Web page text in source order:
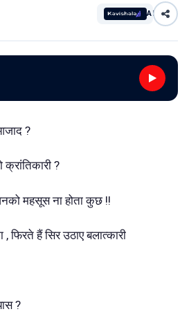
AI
?
?
महसूस ना होता कुछ !!
, फिरते हैं सिर उठाए बलात्कारी
?